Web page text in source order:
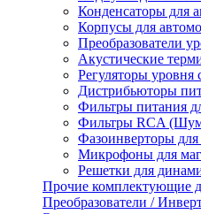
Конденсаторы для
Корпусы для
Преобразователи
Акустические
Регуляторы уровня
Дистрибьюторы
Фильтры питания
Фильтры RCA
Фазоинверторы для
Микрофоны для
Решетки для
Прочие комплектующие
Преобразователи /